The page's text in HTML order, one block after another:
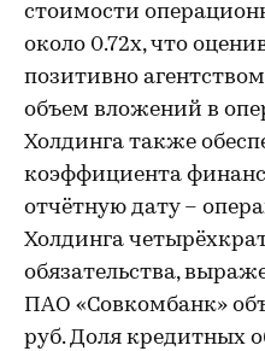
стоимости
около 0.72х, что
позитивно
объем вложений в
Холдинга также
коэффициента
отчётную дату –
Холдинга
обязательства,
ПАО «Совкомбанк»
руб. Доля кредитных